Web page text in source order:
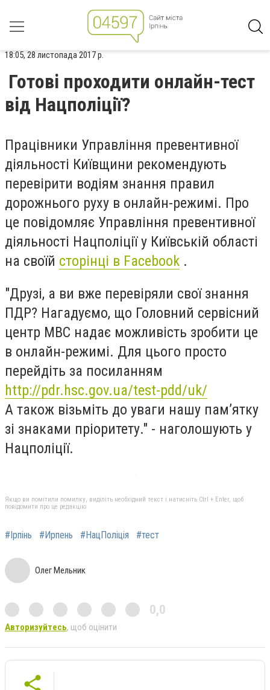
18:05, 28 листопада 2017 р.
Готові проходити онлайн-тест
від Нацполіції?
Працівники Управління превентивної
діяльності Київщини рекомендують
перевірити водіям знання правил
дорожнього руху в онлайн-режимі. Про
це повідомляє Управління превентивної
діяльності Нацполіції у Київській області
на своїй сторінці в Facebook .
"Друзі, а ви вже перевіряли свої знання
ПДР? Нагадуємо, що Головний сервісний
центр МВС надає можливість зробити це
в онлайн-режимі. Для цього просто
перейдіть за посиланням
http://pdr.hsc.gov.ua/test-pdd/uk/
А також візьміть до уваги нашу пам’ятку
зі знаками пріоритету." - наголошують у
Нацполіції.
Якщо ви помітили помилку, виділіть необхідний текст і натисніть Ctrl + Enter, щоб
повідомити про це редакцію
#Ірпінь #Ирпень #НацПоліція #тест
Олег Мельник
0,0
Авторизуйтесь, щоб оцінити